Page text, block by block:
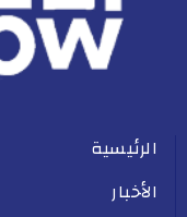
الرئيسية
الأخبار